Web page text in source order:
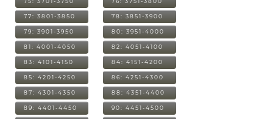
77: 3801-3850 78: 3851-3900
79: 3901-3950 80: 3951-4000
81: 4001-4050 82: 4051-4100
83: 4101-4150 84: 4151-4200
85: 4201-4250 86: 4251-4300
87: 4301-4350 88: 4351-4400
89: 4401-4450 90: 4451-4500